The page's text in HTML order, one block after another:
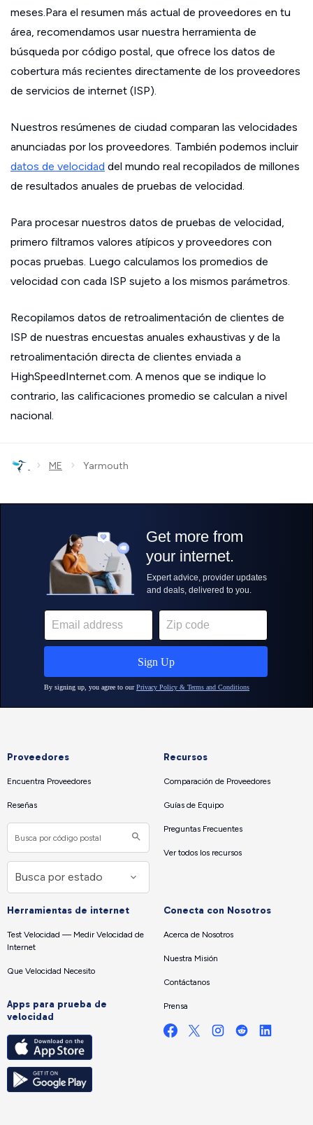
meses.Para el resumen más actual de proveedores en tu
área, recomendamos usar nuestra herramienta de
búsqueda por código postal, que ofrece los datos de
cobertura más recientes directamente de los proveedores
de servicios de internet (ISP).
Nuestros resúmenes de ciudad comparan las velocidades
anunciadas por los proveedores. También podemos incluir
datos de velocidad del mundo real recopilados de millones
de resultados anuales de pruebas de velocidad.
Para procesar nuestros datos de pruebas de velocidad,
primero filtramos valores atípicos y proveedores con
pocas pruebas. Luego calculamos los promedios de
velocidad con cada ISP sujeto a los mismos parámetros.
Recopilamos datos de retroalimentación de clientes de
ISP de nuestras encuestas anuales exhaustivas y de la
retroalimentación directa de clientes enviada a
HighSpeedInternet.com. A menos que se indique lo
contrario, las calificaciones promedio se calculan a nivel
nacional.
› ME › Yarmouth
Proveedores
Encuentra Proveedores
Reseñas
Recursos
Comparación de Proveedores
Guías de Equipo
Preguntas Frecuentes
Ver todos los recursos
Herramientas de internet
Test Velocidad — Medir Velocidad de
Internet
Que Velocidad Necesito
Apps para prueba de
velocidad
Conecta con Nosotros
Acerca de Nosotros
Nuestra Misión
Contáctanos
Prensa